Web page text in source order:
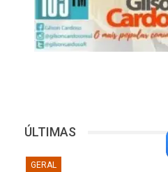
ÚLTIMAS
GERAL